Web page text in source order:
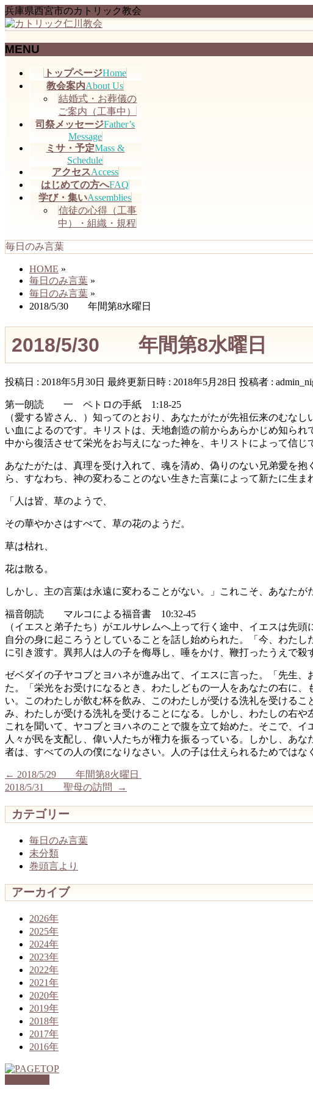
兵庫県西宮市のカトリック教会
MENU
トップページHome
教会案内About Us
結婚式・お葬儀の
ご案内（工事中）
司祭メッセージFather’s
Message
ミサ・予定Mass &
Schedule
アクセスAccess
はじめての方へFAQ
学び・集いAssemblies
信徒の心得（工事
中）・組織・規程
毎日のみ言葉
HOME »
毎日のみ言葉 »
毎日のみ言葉 »
2018/5/30 年間第8水曜日
2018/5/30 年間第8水曜日
投稿日 : 2018年5月30日 最終更新日時 : 2018年5月28日 投稿者 :
第一朗読 一 ペトロの手紙 1:18-25
（愛する皆さん、）知ってのとおり、あなたがたが先祖伝来のむな
い血によるのです。キリストは、天地創造の前からあらかじめ知ら
中から復活させて栄光をお与えになった神を、キリストによって信
あなたがたは、真理を受け入れて、魂を清め、偽りのない兄弟愛を
ら、すなわち、神の変わることのない生きた言葉によって新たに生ま
「人は皆、草のようで、
その華やかさはすべて、草の花のようだ。
草は枯れ、
花は散る。
しかし、主の言葉は永遠に変わることがない。」これこそ、あなたが
福音朗読 マルコによる福音書 10:32-45
（イエスと弟子たち）がエルサレムへ上って行く途中、イエスは先
自分の身に起ころうとしていることを話し始められた。「今、わた
に引き渡す。異邦人は人の子を侮辱し、唾をかけ、鞭打ったうえで殺
ゼベダイの子ヤコブとヨハネが進み出て、イエスに言った。「先生
た。「栄光をお受けになるとき、わたしどもの一人をあなたの右に
い。このわたしが飲む杯を飲み、このわたしが受ける洗礼を受ける
み、わたしが受ける洗礼を受けることになる。しかし、わたしの右
これを聞いて、ヤコブとヨハネのことで腹を立て始めた。そこで、
人々が民を支配し、偉い人たちが権力を振るっている。しかし、あ
者は、すべての人の僕になりなさい。人の子は仕えられるためでは
← 2018/5/29 年間第8火曜日
2018/5/31 聖母の訪問
→
カテゴリー
毎日のみ言葉
未分類
巻頭言より
アーカイブ
2026年
2025年
2024年
2023年
2022年
2021年
2020年
2019年
2018年
2017年
2016年